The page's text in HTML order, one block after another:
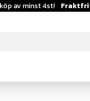
av minst 4st!